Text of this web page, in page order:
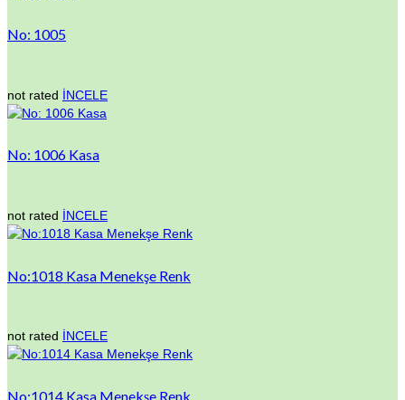
No: 1005
not rated İNCELE
No: 1006 Kasa
not rated İNCELE
No:1018 Kasa Menekşe Renk
not rated İNCELE
No:1014 Kasa Menekşe Renk